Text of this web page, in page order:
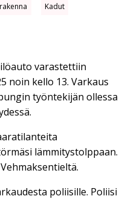
Kadut
varastettiin
noin kello 13. Varkaus
työntekijän ollessa
lämmitystolppaan.
poliisille. Poliisi